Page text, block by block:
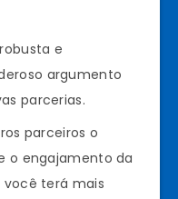
e
argumento
parcerias.
parceiros o
o engajamento da
terá mais